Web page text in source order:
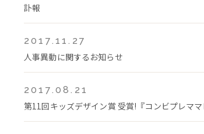
訃報
2017.11.27
人事異動に関するお知らせ
2017.08.21
第11回キッズデザイン賞 受賞!『コンビプレマ